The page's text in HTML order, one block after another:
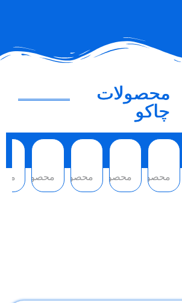
محصولات
چاکو
محصول محصول محصول محصول